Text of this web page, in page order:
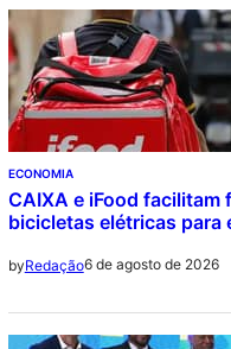
ECONOMIA
CAIXA e iFood
bicicletas elétricas para
byRedação6 de agosto de 2026